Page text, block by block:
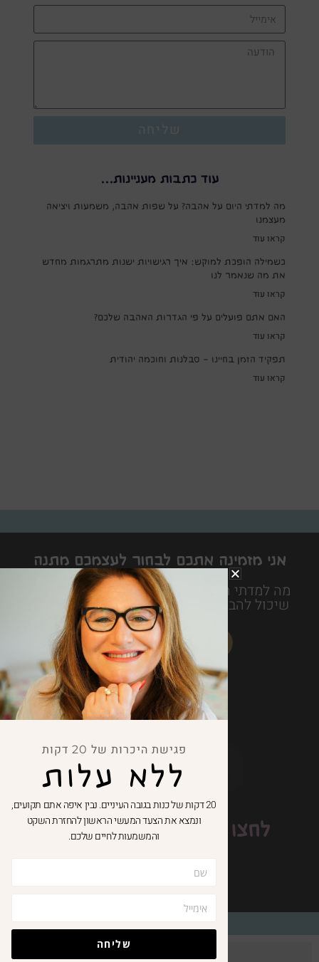
עוד כתבות מעניינות...
מה למדתי היום על אהבה? על שפות אהבה, משמעות ויציאה
מעצמנו
קראו עוד
כשמילה הופכת למוקש: איך רגישויות ישנות מתרגמות מחדש
את מה שנאמר לנו
קראו עוד
האם אתם פועלים על פי הגדרות האהבה שלכם?
קראו עוד
תפקיד הזמן בחיינו – סבלנות וחוכמה יהודית
קראו עוד
אני מזמינה אתכם לבחור לעצמכם מתנה
לחיים
מה למדתי היום הוא ספר חכם משעשע ופרקטי
שיכול להביא את האושר ממש עד לבית של כל
אחד ואחת מאיתנו
לחצו כאן וקבלו 10% הנחה
פגישת היכרות של 20 דקות
ללא עלות
20 דקות של כנות בגובה העיניים. נבין איפה אתם תקועים,
ונמצא את הצעד המעשי הראשון להחזרת השקט
והמשמעות לחיים שלכם.
שליחה